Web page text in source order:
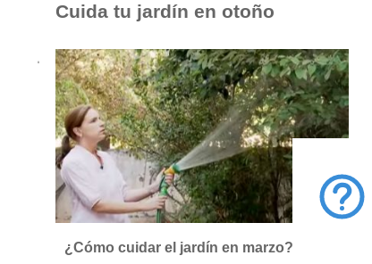
Cuida tu jardín en otoño
¿Cómo cuidar el jardín en marzo?